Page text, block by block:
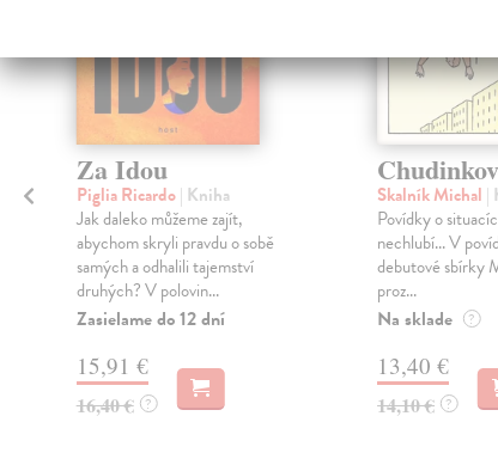
Za Idou
Piglia Ricardo| Kniha
Jak daleko můžeme zajít,
abychom skryli pravdu o sobě
samých a odhalili tajemství
druhých? V polovin...
Zasielame do 12 dní
15,91 €
16,40 € ?
Skalník Michal |
Povídky o
nechlubí... V
debutové sbírky
proz...
Na sklade ?
13,40 €
14,10 € ?